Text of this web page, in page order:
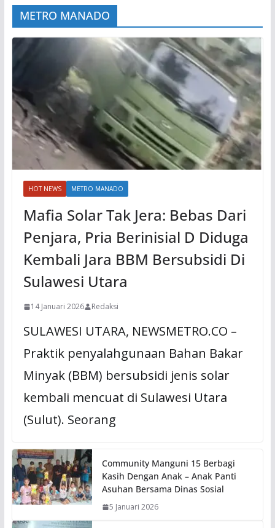
METRO MANADO
HOT NEWS METRO MANADO
Mafia Solar Tak Jera: Bebas Dari
Penjara, Pria Berinisial D Diduga
Kembali Jara BBM Bersubsidi Di
Sulawesi Utara
14 Januari 2026 Redaksi
SULAWESI UTARA, NEWSMETRO.CO –
Praktik penyalahgunaan Bahan Bakar
Minyak (BBM) bersubsidi jenis solar
kembali mencuat di Sulawesi Utara
(Sulut). Seorang
Community Manguni 15 Berbagi
Kasih Dengan Anak – Anak Panti
Asuhan Bersama Dinas Sosial
5 Januari 2026